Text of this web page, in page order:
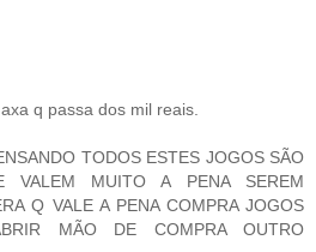
q passa dos mil reais.
TODOS ESTES JOGOS SÃO
VALEM MUITO A PENA SEREM
Q VALE A PENA COMPRA JOGOS
MÃO DE COMPRA OUTRO